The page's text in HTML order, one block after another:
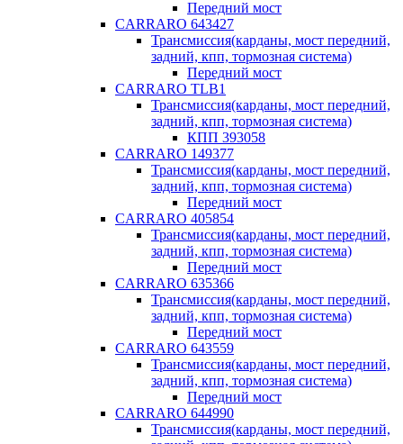
Передний мост
CARRARO 643427
Трансмиссия(карданы, мост передний,
задний, кпп, тормозная система)
Передний мост
CARRARO TLB1
Трансмиссия(карданы, мост передний,
задний, кпп, тормозная система)
КПП 393058
CARRARO 149377
Трансмиссия(карданы, мост передний,
задний, кпп, тормозная система)
Передний мост
CARRARO 405854
Трансмиссия(карданы, мост передний,
задний, кпп, тормозная система)
Передний мост
CARRARO 635366
Трансмиссия(карданы, мост передний,
задний, кпп, тормозная система)
Передний мост
CARRARO 643559
Трансмиссия(карданы, мост передний,
задний, кпп, тормозная система)
Передний мост
CARRARO 644990
Трансмиссия(карданы, мост передний,